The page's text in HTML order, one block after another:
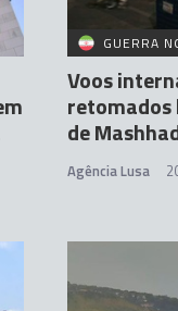
GUERRA
Voos
retomados
de
Agência Lusa